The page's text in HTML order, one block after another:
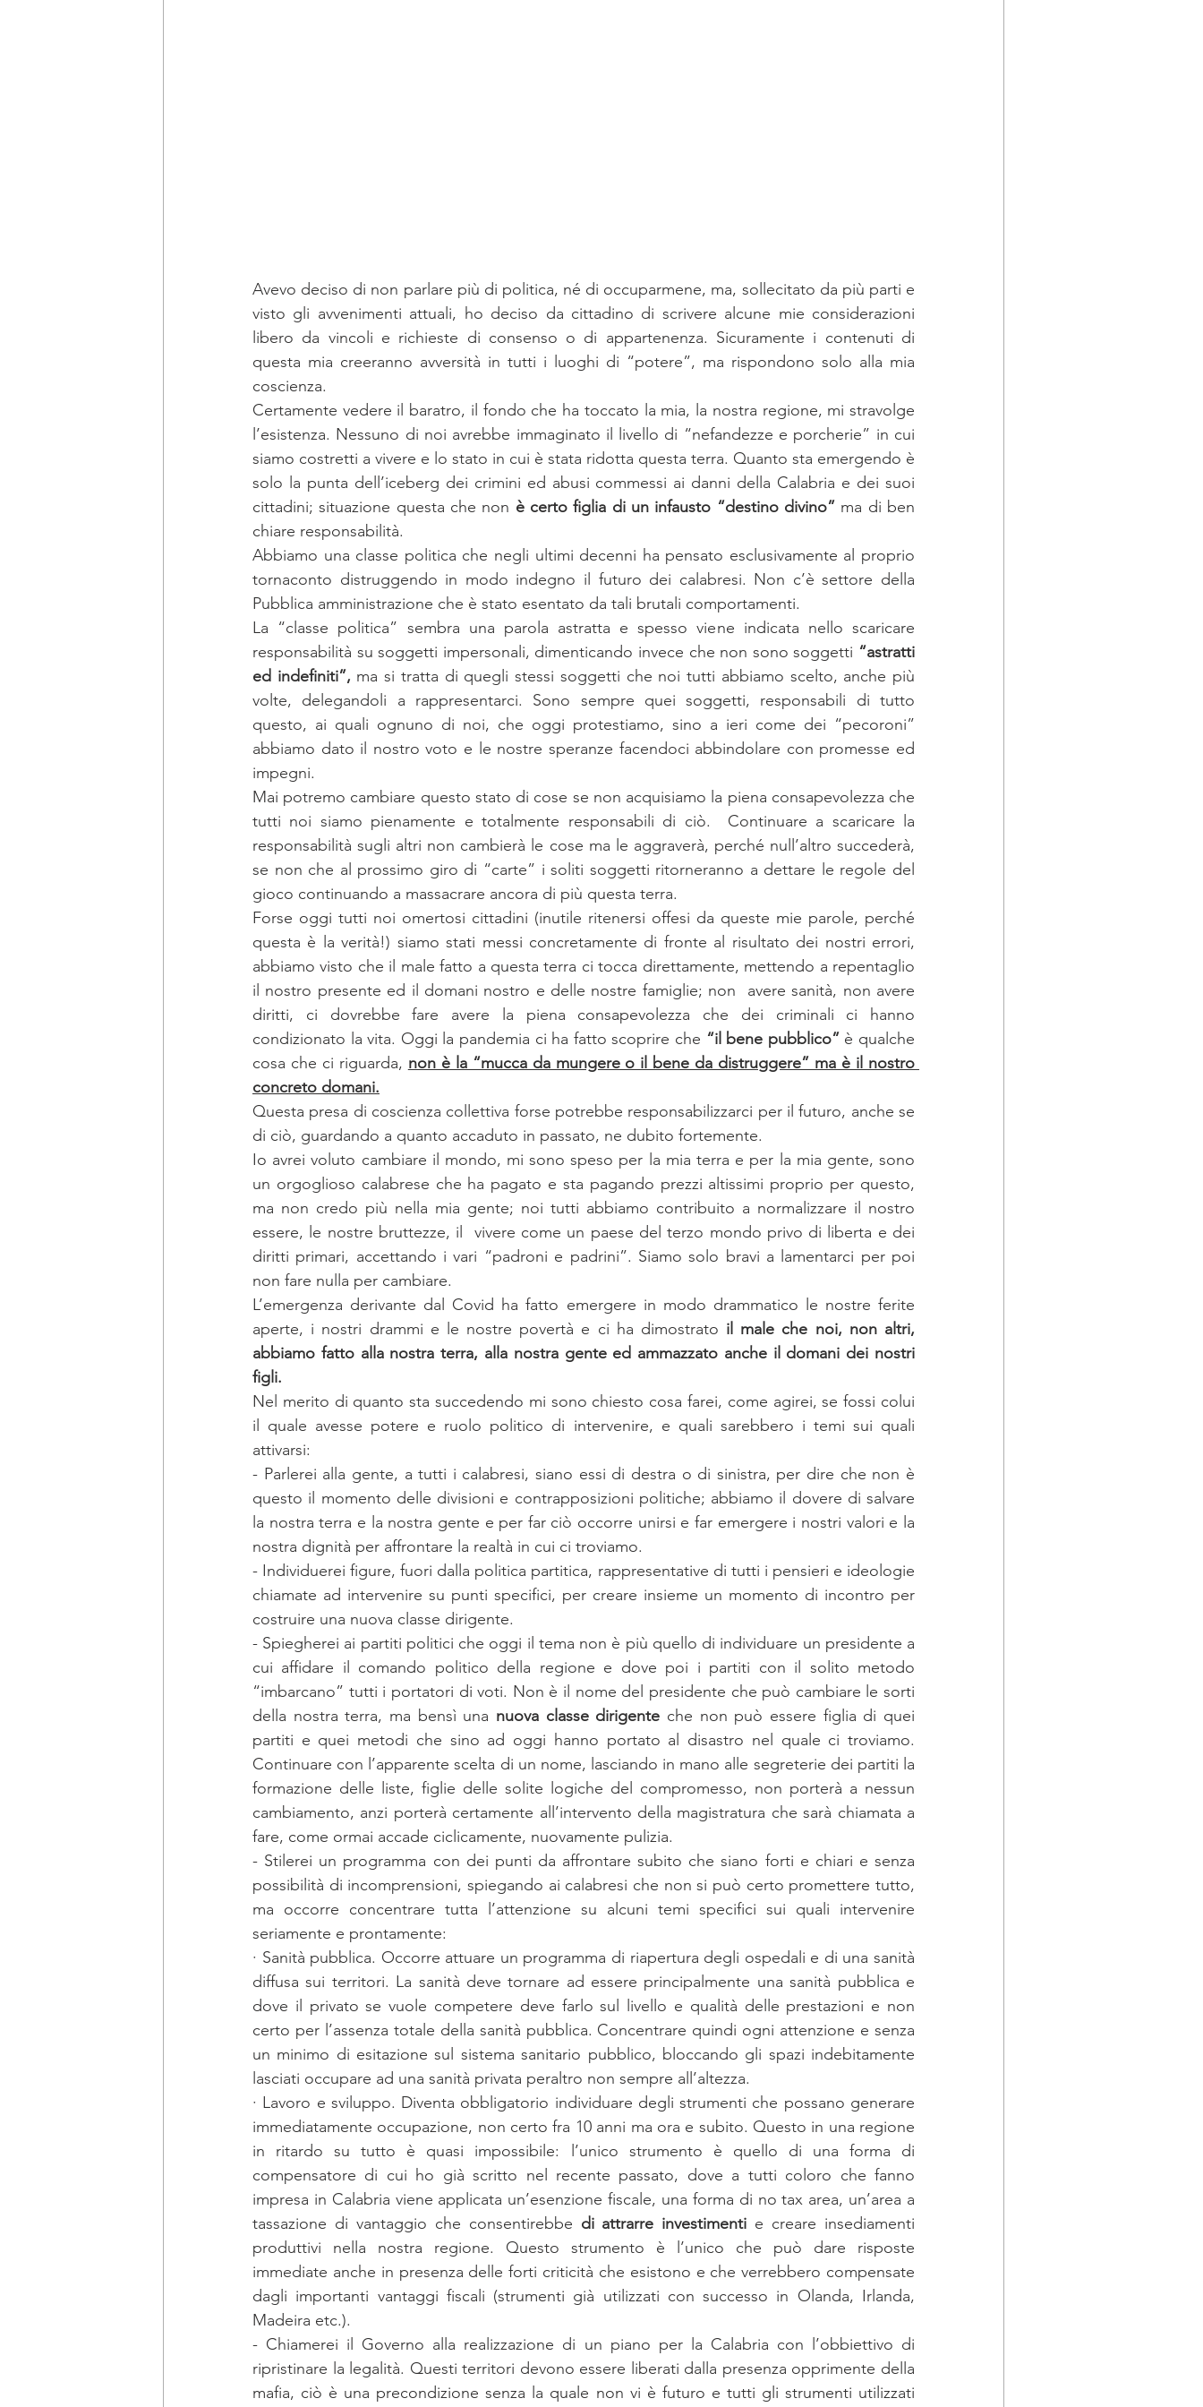
Avevo deciso di non parlare più di politica, né di occuparmene, ma, sollecitato da più parti e
visto gli avvenimenti attuali, ho deciso da cittadino di scrivere alcune mie considerazioni
libero da vincoli e richieste di consenso o di appartenenza. Sicuramente i contenuti di
questa mia creeranno avversità in tutti i luoghi di “potere”, ma rispondono solo alla mia
coscienza.
Certamente vedere il baratro, il fondo che ha toccato la mia, la nostra regione, mi stravolge
l’esistenza. Nessuno di noi avrebbe immaginato il livello di “nefandezze e porcherie” in cui
siamo costretti a vivere e lo stato in cui è stata ridotta questa terra. Quanto sta emergendo è
solo la punta dell’iceberg dei crimini ed abusi commessi ai danni della Calabria e dei suoi
cittadini; situazione questa che non è certo figlia di un infausto “destino divino” ma di ben
chiare responsabilità.
Abbiamo una classe politica che negli ultimi decenni ha pensato esclusivamente al proprio
tornaconto distruggendo in modo indegno il futuro dei calabresi. Non c’è settore della
Pubblica amministrazione che è stato esentato da tali brutali comportamenti.
La “classe politica” sembra una parola astratta e spesso viene indicata nello scaricare
responsabilità su soggetti impersonali, dimenticando invece che non sono soggetti “astratti
ed indefiniti”, ma si tratta di quegli stessi soggetti che noi tutti abbiamo scelto, anche più
volte, delegandoli a rappresentarci. Sono sempre quei soggetti, responsabili di tutto
questo, ai quali ognuno di noi, che oggi protestiamo, sino a ieri come dei “pecoroni”
abbiamo dato il nostro voto e le nostre speranze facendoci abbindolare con promesse ed
impegni.
Mai potremo cambiare questo stato di cose se non acquisiamo la piena consapevolezza che
tutti noi siamo pienamente e totalmente responsabili di ciò.  Continuare a scaricare la
responsabilità sugli altri non cambierà le cose ma le aggraverà, perché null’altro succederà,
se non che al prossimo giro di “carte” i soliti soggetti ritorneranno a dettare le regole del
gioco continuando a massacrare ancora di più questa terra.
Forse oggi tutti noi omertosi cittadini (inutile ritenersi offesi da queste mie parole, perché
questa è la verità!) siamo stati messi concretamente di fronte al risultato dei nostri errori,
abbiamo visto che il male fatto a questa terra ci tocca direttamente, mettendo a repentaglio
il nostro presente ed il domani nostro e delle nostre famiglie; non  avere sanità, non avere
diritti, ci dovrebbe fare avere la piena consapevolezza che dei criminali ci hanno
condizionato la vita. Oggi la pandemia ci ha fatto scoprire che “il bene pubblico” è qualche
cosa che ci riguarda, non è la “mucca da mungere o il bene da distruggere” ma è il nostro
concreto domani.
Questa presa di coscienza collettiva forse potrebbe responsabilizzarci per il futuro, anche se
di ciò, guardando a quanto accaduto in passato, ne dubito fortemente.
Io avrei voluto cambiare il mondo, mi sono speso per la mia terra e per la mia gente, sono
un orgoglioso calabrese che ha pagato e sta pagando prezzi altissimi proprio per questo,
ma non credo più nella mia gente; noi tutti abbiamo contribuito a normalizzare il nostro
essere, le nostre bruttezze, il  vivere come un paese del terzo mondo privo di liberta e dei
diritti primari, accettando i vari “padroni e padrini”. Siamo solo bravi a lamentarci per poi
non fare nulla per cambiare.
L’emergenza derivante dal Covid ha fatto emergere in modo drammatico le nostre ferite
aperte, i nostri drammi e le nostre povertà e ci ha dimostrato il male che noi, non altri,
abbiamo fatto alla nostra terra, alla nostra gente ed ammazzato anche il domani dei nostri
figli.
Nel merito di quanto sta succedendo mi sono chiesto cosa farei, come agirei, se fossi colui
il quale avesse potere e ruolo politico di intervenire, e quali sarebbero i temi sui quali
attivarsi:
- Parlerei alla gente, a tutti i calabresi, siano essi di destra o di sinistra, per dire che non è
questo il momento delle divisioni e contrapposizioni politiche; abbiamo il dovere di salvare
la nostra terra e la nostra gente e per far ciò occorre unirsi e far emergere i nostri valori e la
nostra dignità per affrontare la realtà in cui ci troviamo.
- Individuerei figure, fuori dalla politica partitica, rappresentative di tutti i pensieri e ideologie
chiamate ad intervenire su punti specifici, per creare insieme un momento di incontro per
costruire una nuova classe dirigente.
- Spiegherei ai partiti politici che oggi il tema non è più quello di individuare un presidente a
cui affidare il comando politico della regione e dove poi i partiti con il solito metodo
“imbarcano” tutti i portatori di voti. Non è il nome del presidente che può cambiare le sorti
della nostra terra, ma bensì una nuova classe dirigente che non può essere figlia di quei
partiti e quei metodi che sino ad oggi hanno portato al disastro nel quale ci troviamo.
Continuare con l’apparente scelta di un nome, lasciando in mano alle segreterie dei partiti la
formazione delle liste, figlie delle solite logiche del compromesso, non porterà a nessun
cambiamento, anzi porterà certamente all’intervento della magistratura che sarà chiamata a
fare, come ormai accade ciclicamente, nuovamente pulizia.
- Stilerei un programma con dei punti da affrontare subito che siano forti e chiari e senza
possibilità di incomprensioni, spiegando ai calabresi che non si può certo promettere tutto,
ma occorre concentrare tutta l’attenzione su alcuni temi specifici sui quali intervenire
seriamente e prontamente:
· Sanità pubblica. Occorre attuare un programma di riapertura degli ospedali e di una sanità
diffusa sui territori. La sanità deve tornare ad essere principalmente una sanità pubblica e
dove il privato se vuole competere deve farlo sul livello e qualità delle prestazioni e non
certo per l’assenza totale della sanità pubblica. Concentrare quindi ogni attenzione e senza
un minimo di esitazione sul sistema sanitario pubblico, bloccando gli spazi indebitamente
lasciati occupare ad una sanità privata peraltro non sempre all’altezza.
· Lavoro e sviluppo. Diventa obbligatorio individuare degli strumenti che possano generare
immediatamente occupazione, non certo fra 10 anni ma ora e subito. Questo in una regione
in ritardo su tutto è quasi impossibile: l’unico strumento è quello di una forma di
compensatore di cui ho già scritto nel recente passato, dove a tutti coloro che fanno
impresa in Calabria viene applicata un’esenzione fiscale, una forma di no tax area, un’area a
tassazione di vantaggio che consentirebbe di attrarre investimenti e creare insediamenti
produttivi nella nostra regione. Questo strumento è l’unico che può dare risposte
immediate anche in presenza delle forti criticità che esistono e che verrebbero compensate
dagli importanti vantaggi fiscali (strumenti già utilizzati con successo in Olanda, Irlanda,
Madeira etc.).
- Chiamerei il Governo alla realizzazione di un piano per la Calabria con l’obbiettivo di
ripristinare la legalità. Questi territori devono essere liberati dalla presenza opprimente della
mafia, ciò è una precondizione senza la quale non vi è futuro e tutti gli strumenti utilizzati